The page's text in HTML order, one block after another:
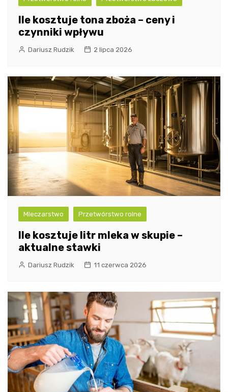
Ile kosztuje tona zboża – ceny i
czynniki wpływu
Dariusz Rudzik 2 lipca 2026
Mleczarstwo Przetwórstwo rolne
Ile kosztuje litr mleka w skupie –
aktualne stawki
Dariusz Rudzik 11 czerwca 2026